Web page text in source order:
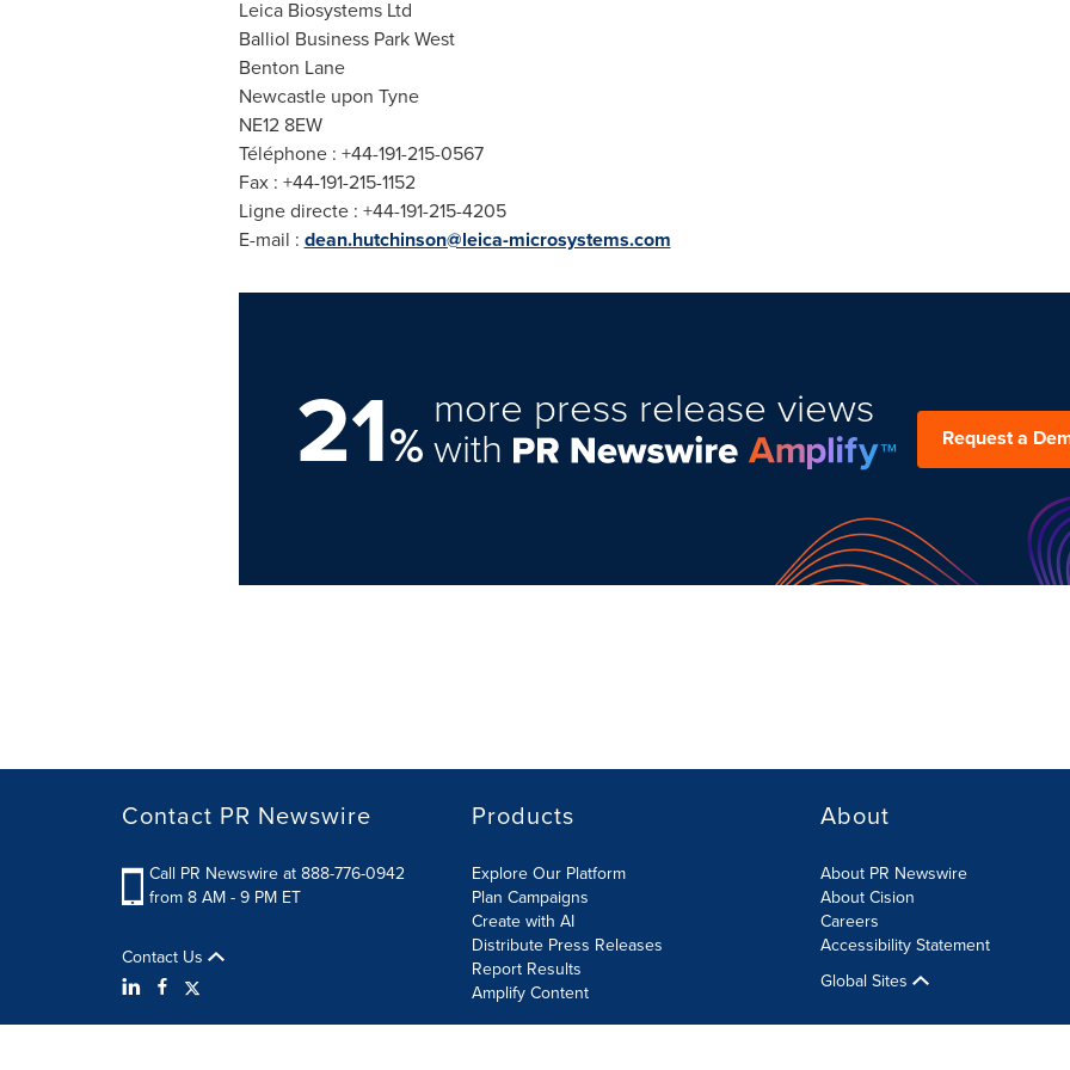
Leica Biosystems Ltd
Balliol Business Park West
Benton Lane
Newcastle upon Tyne
NE12 8EW
Téléphone : +44-191-215-0567
Fax : +44-191-215-1152
Ligne directe : +44-191-215-4205
E-mail : dean.hutchinson@leica-microsystems.com
21%
more press release views
with Request a
Contact PR Newswire
Call PR Newswire at 888-776-0942
from 8 AM - 9 PM ET
Contact Us
Products
Explore Our Platform
Plan Campaigns
Create with AI
Distribute Press Releases
Report Results
Amplify Content
About
About PR Newswire
About Cision
Careers
Accessibility Statement
Global Sites